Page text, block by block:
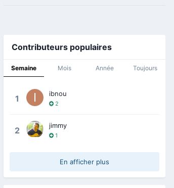
Contributeurs populaires
Semaine Mois Année Toujours
1 ibnou
2
2 jimmy
1
En afficher plus